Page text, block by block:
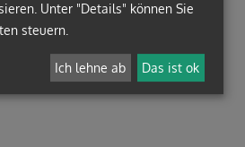
Unter "Details" können Sie
steuern.
Ich lehne ab Das ist ok